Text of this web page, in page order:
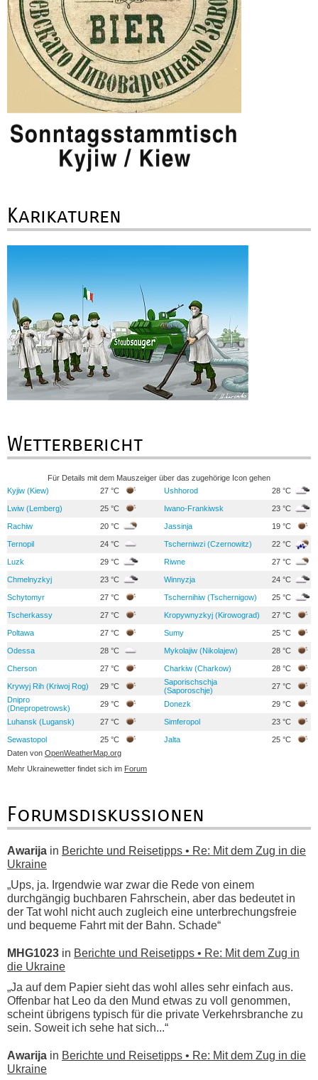
Karikaturen
Wetterbericht
Für Details mit dem Mauszeiger über das zugehörige Icon gehen
Kyjiw (Kiew)
27 °C Ushhorod 28 °C
Lwiw (Lemberg) 25 °C Iwano-Frankiwsk 23 °C
Rachiw 20 °C Jassinja 19 °C
Ternopil 24 °C Tscherniwzi (Czernowitz) 22 °C
Luzk 29 °C Riwne 27 °C
Chmelnyzkyj 23 °C Winnyzja 24 °C
Schytomyr 27 °C Tschernihiw (Tschernigow) 25 °C
Tscherkassy 27 °C Kropywnyzkyj (Kirowograd) 27 °C
Poltawa 27 °C Sumy 25 °C
Odessa 28 °C Mykolajiw (Nikolajew) 28 °C
Cherson 27 °C Charkiw (Charkow) 28 °C
Krywyj Rih (Kriwoj Rog) 29 °C
Saporischschja
(Saporoschje)
27 °C
Dnipro
(Dnepropetrowsk)
29 °C Donezk 29 °C
Luhansk (Lugansk) 27 °C Simferopol 23 °C
Sewastopol 25 °C Jalta
25 °C
Daten von OpenWeatherMap.org
Mehr Ukrainewetter findet sich im Forum
Forumsdiskussionen
Awarija in Berichte und Reisetipps • Re: Mit dem Zug in die
Ukraine
„Ups, ja. Irgendwie war zwar die Rede von einem
durchgängig buchbaren Fahrschein, aber das bedeutet in
der Tat wohl nicht auch zugleich eine unterbrechungsfreie
und bequeme Fahrt mit der Bahn. Schade“
MHG1023 in Berichte und Reisetipps • Re: Mit dem Zug in
die Ukraine
„Ja auf dem Papier sieht das wohl alles sehr einfach aus.
Offenbar hat Leo da den Mund etwas zu voll genommen,
scheint übrigens typisch für die private Verkehrsbranche zu
sein. Soweit ich sehe hat sich...“
Awarija in Berichte und Reisetipps • Re: Mit dem Zug in die
Ukraine